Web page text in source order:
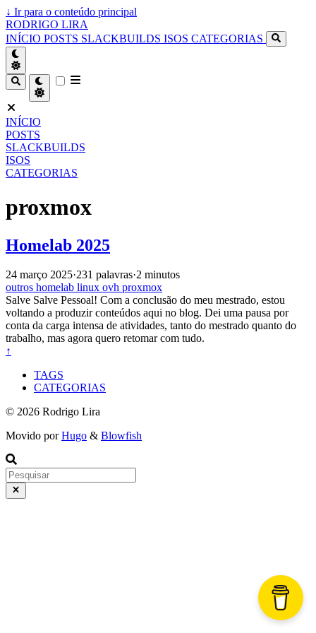
↓ Ir para o conteúdo principal
RODRIGO LIRA
INÍCIO POSTS SLACKBUILDS ISOS CATEGORIAS
INÍCIO
POSTS
SLACKBUILDS
ISOS
CATEGORIAS
proxmox
Homelab 2025
24 março 2025·231 palavras·2 minutos
outros homelab linux ovh proxmox
Salve Salve Pessoal! Com a conclusão do meu mestrado, estou
voltando a produzir conteúdos aqui no blog. Dei uma pausa por
conta da carga intensa de atividades, tanto do mestrado quanto do
trabalho, mas agora quero retomar com tudo.
↑
TAGS
CATEGORIAS
© 2026 Rodrigo Lira
Movido porHugo & Blowfish